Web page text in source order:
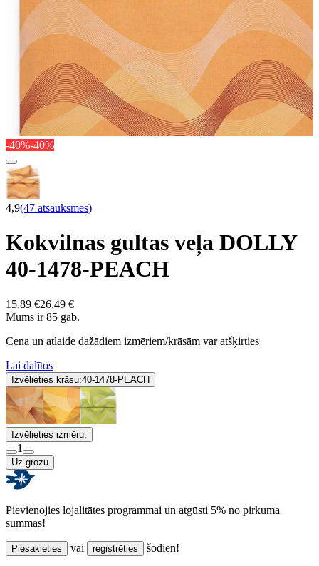
-40%-40%
4,9(47 atsauksmes)
Kokvilnas gultas veļa DOLLY
40-1478-PEACH
15,89 €26,49 €
Mums ir 85 gab.
Cena un atlaide dažādiem izmēriem/krāsām var atšķirties
Lai dalītos
Izvēlieties krāsu:40-1478-PEACH
Izvēlieties izmēru:
1
Uz grozu
Pievienojies lojalitātes programmai un atgūsti 5% no pirkuma
summas!
Piesakieties vai reģistrēties šodien!